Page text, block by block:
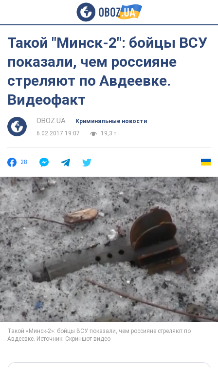
Такой "Минск-2": бойцы ВСУ
показали, чем россияне
стреляют по Авдеевке.
Видеофакт
OBOZ.UA
Криминальные новости
6.02.2017 19:07
19,3 т.
28